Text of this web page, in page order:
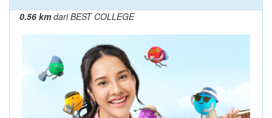
0.56 kmdari BEST COLLEGE